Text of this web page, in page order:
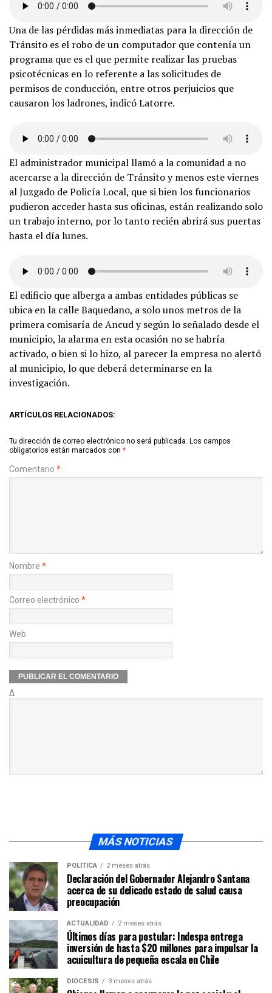
Una de las pérdidas más inmediatas para la dirección de
Tránsito es el robo de un computador que contenía un
programa que es el que permite realizar las pruebas
psicotécnicas en lo referente a las solicitudes de
permisos de conducción, entre otros perjuicios que
causaron los ladrones, indicó Latorre.
El administrador municipal llamó a la comunidad a no
acercarse a la dirección de Tránsito y menos este viernes
al Juzgado de Policía Local, que si bien los funcionarios
pudieron acceder hasta sus oficinas, están realizando solo
un trabajo interno, por lo tanto recién abrirá sus puertas
hasta el día lunes.
El edificio que alberga a ambas entidades públicas se
ubica en la calle Baquedano, a solo unos metros de la
primera comisaría de Ancud y según lo señalado desde el
municipio, la alarma en esta ocasión no se habría
activado, o bien si lo hizo, al parecer la empresa no alertó
al municipio, lo que deberá determinarse en la
investigación.
ARTÍCULOS RELACIONADOS:
Tu dirección de correo electrónico no será publicada. Los campos
obligatorios están marcados con *
Comentario *
Nombre *
Correo electrónico *
Web
Δ
MÁS NOTICIAS
POLÍTICA 2 meses atrás
Declaración del Gobernador Alejandro Santana
acerca de su delicado estado de salud causa
preocupación
ACTUALIDAD 2 meses atrás
Últimos días para postular: Indespa entrega
inversión de hasta $20 millones para impulsar la
acuicultura de pequeña escala en Chile
DIÓCESIS 3 meses atrás